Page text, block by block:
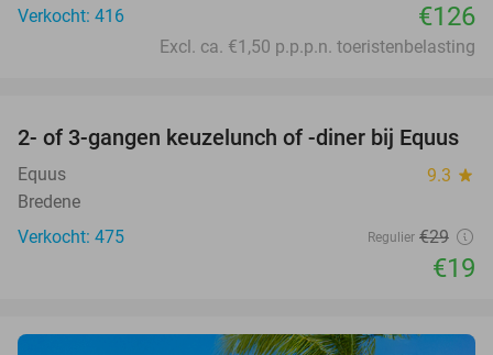
Verkocht: 416
€126
Excl. ca. €1,50 p.p.p.n. toeristenbelasting
34%
2- of 3-gangen keuzelunch of -diner bij Equus
Equus 9.3 star
Bredene
Verkocht: 475
Regulier €29
€19